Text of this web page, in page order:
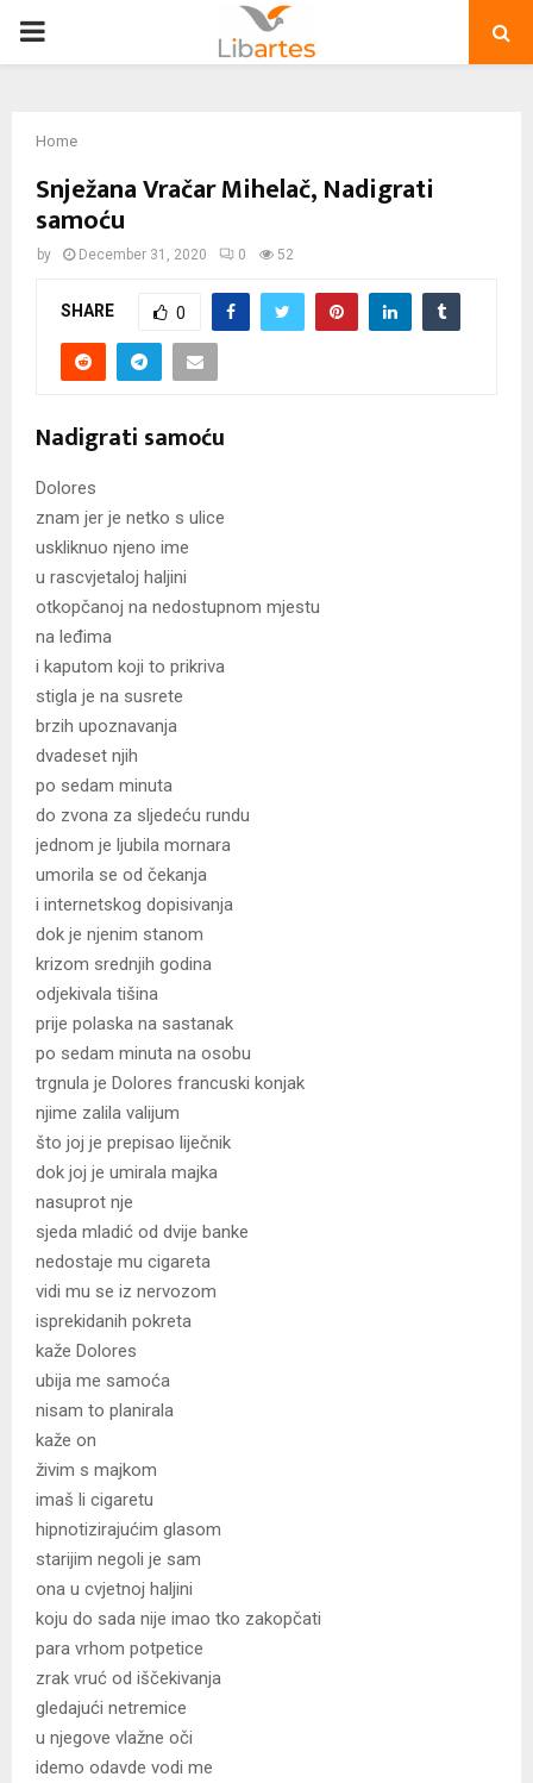
PRIMARY
Home
Snježana Vračar Mihelač, Nadigrati
samoću
by December 31, 2020 0 52
SHARE 0
Nadigrati samoću
Dolores
znam jer je netko s ulice
uskliknuo njeno ime
u rascvjetaloj haljini
otkopčanoj na nedostupnom mjestu
na leđima
i kaputom koji to prikriva
stigla je na susrete
brzih upoznavanja
dvadeset njih
po sedam minuta
do zvona za sljedeću rundu
jednom je ljubila mornara
umorila se od čekanja
i internetskog dopisivanja
dok je njenim stanom
krizom srednjih godina
odjekivala tišina
prije polaska na sastanak
po sedam minuta na osobu
trgnula je Dolores francuski konjak
njime zalila valijum
što joj je prepisao liječnik
dok joj je umirala majka
nasuprot nje
sjeda mladić od dvije banke
nedostaje mu cigareta
vidi mu se iz nervozom
isprekidanih pokreta
kaže Dolores
ubija me samoća
nisam to planirala
kaže on
živim s majkom
imaš li cigaretu
hipnotizirajućim glasom
starijim negoli je sam
ona u cvjetnoj haljini
koju do sada nije imao tko zakopčati
para vrhom potpetice
zrak vruć od iščekivanja
gledajući netremice
u njegove vlažne oči
idemo odavde vodi me